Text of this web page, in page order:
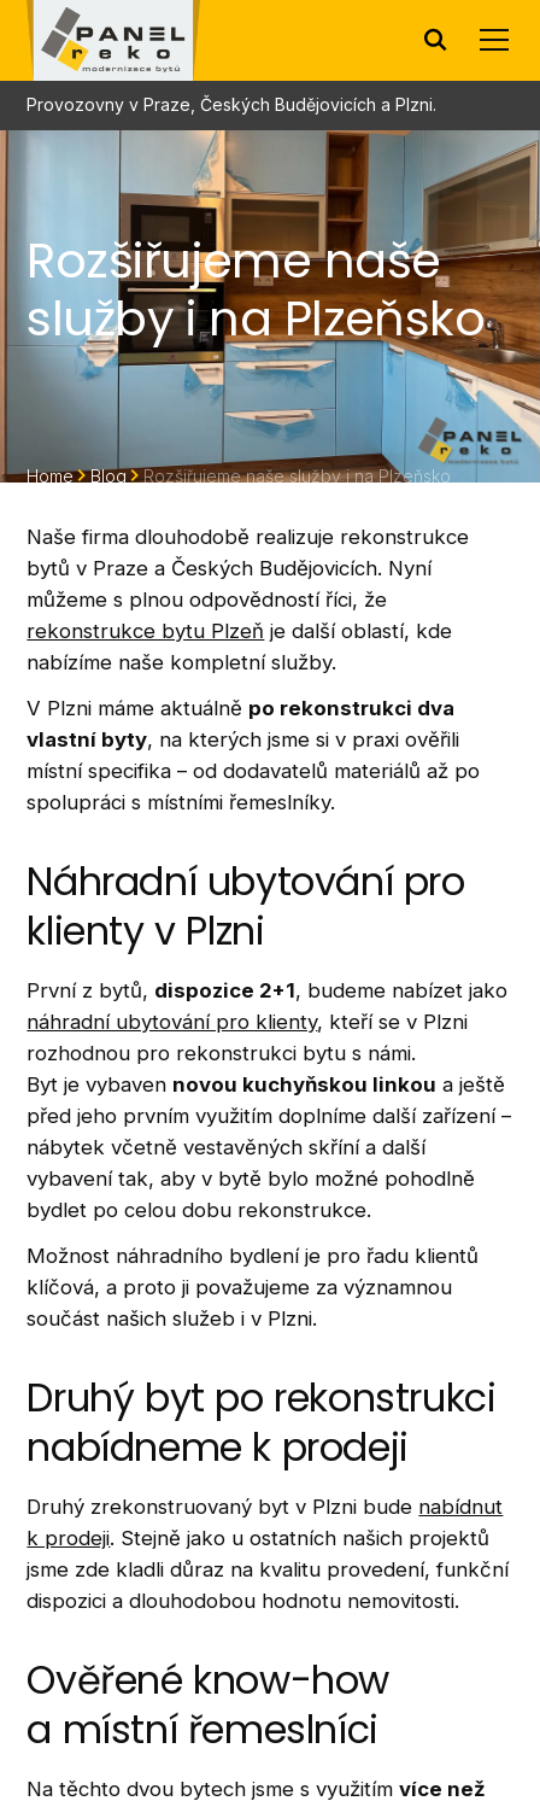
Provozovny v Praze, Českých Budějovicích a Plzni.
Rozšiřujeme naše
služby i na Plzeňsko
Home Blog Rozšiřujeme naše služby i na Plzeňsko
Naše firma dlouhodobě realizuje rekonstrukce
bytů v Praze a Českých Budějovicích. Nyní
můžeme s plnou odpovědností říci, že
rekonstrukce bytu Plzeň je další oblastí, kde
nabízíme naše kompletní služby.
V Plzni máme aktuálně po rekonstrukci dva
vlastní byty, na kterých jsme si v praxi ověřili
místní specifika – od dodavatelů materiálů až po
spolupráci s místními řemeslníky.
Náhradní ubytování pro
klienty v Plzni
První z bytů, dispozice 2+1, budeme nabízet jako
náhradní ubytování pro klienty, kteří se v Plzni
rozhodnou pro rekonstrukci bytu s námi.
Byt je vybaven novou kuchyňskou linkou a ještě
před jeho prvním využitím doplníme další zařízení –
nábytek včetně vestavěných skříní a další
vybavení tak, aby v bytě bylo možné pohodlně
bydlet po celou dobu rekonstrukce.
Možnost náhradního bydlení je pro řadu klientů
klíčová, a proto ji považujeme za významnou
součást našich služeb i v Plzni.
Druhý byt po rekonstrukci
nabídneme k prodeji
Druhý zrekonstruovaný byt v Plzni bude nabídnut
k prodeji. Stejně jako u ostatních našich projektů
jsme zde kladli důraz na kvalitu provedení, funkční
dispozici a dlouhodobou hodnotu nemovitosti.
Ověřené know-how
a místní řemeslníci
Na těchto dvou bytech jsme s využitímvíce než